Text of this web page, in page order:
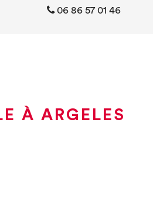
06 86 57 01 46
À ARGELES